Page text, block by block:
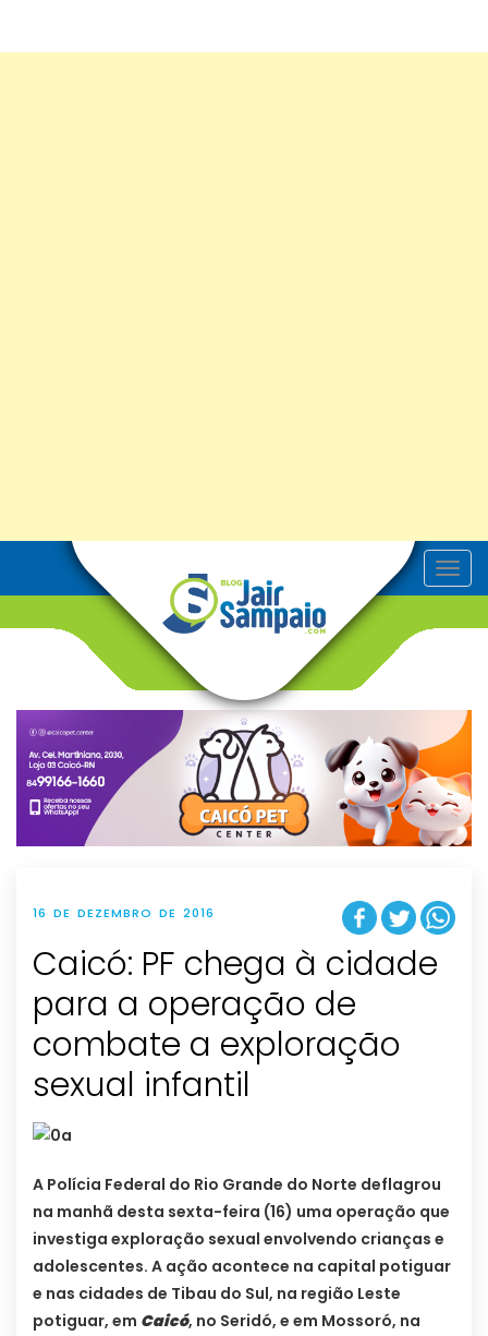
T
o
v
g
t
i
o
n
16 DE DEZEMBRO DE 2016
Caicó: PF chega à cidade
para a operação de
combate a exploração
sexual infantil
A Polícia Federal do Rio Grande do Norte deflagrou
na manhã desta sexta-feira (16) uma operação que
investiga exploração sexual envolvendo crianças e
adolescentes. A ação acontece na capital potiguar
e nas cidades de Tibau do Sul, na região Leste
potiguar, em Caicó, no Seridó, e em Mossoró, na